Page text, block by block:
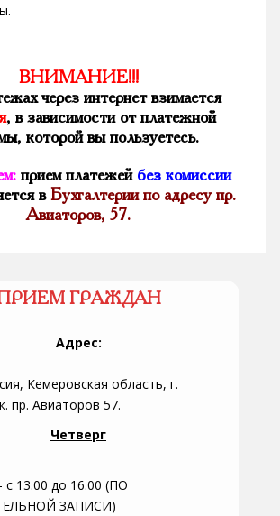
ВНИМАНИЕ!!!
через интернет взимается
, в зависимости от платежной
которой вы пользуетесь.
прием платежей без комиссии
в Бухгалтерии по адресу пр.
Авиаторов, 57.
ГРАЖДАН
Адрес:
Кемеровская область, г.
пр. Авиаторов 57.
Четверг
13.00 до 16.00 (ПО
ЗАПИСИ)